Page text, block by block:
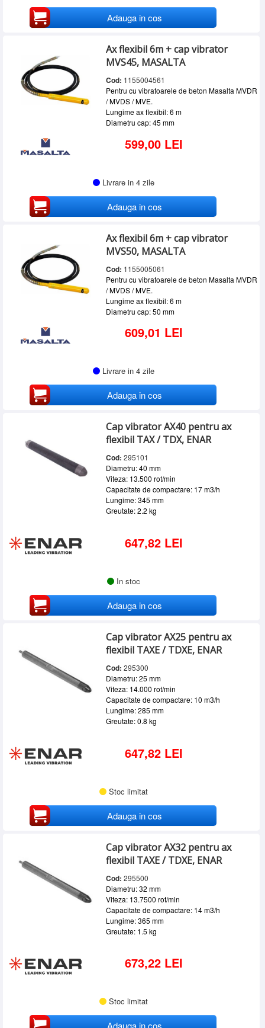
Adauga in cos
Ax flexibil 6m + cap vibrator
MVS45, MASALTA
Cod: 1155004561
Pentru cu vibratoarele de beton Masalta MVDR
/ MVDS / MVE.
Lungime ax flexibil: 6 m
Diametru cap: 45 mm
599,00 LEI
Livrare in 4 zile
Adauga in cos
Ax flexibil 6m + cap vibrator
MVS50, MASALTA
Cod: 1155005061
Pentru cu vibratoarele de beton Masalta MVDR
/ MVDS / MVE.
Lungime ax flexibil: 6 m
Diametru cap: 50 mm
609,01 LEI
Livrare in 4 zile
Adauga in cos
Cap vibrator AX40 pentru ax
flexibil TAX / TDX, ENAR
Cod: 295101
Diametru: 40 mm
Viteza: 13.500 rot/min
Capacitate de compactare: 17 m3/h
Lungime: 345 mm
Greutate: 2.2 kg
647,82 LEI
In stoc
Adauga in cos
Cap vibrator AX25 pentru ax
flexibil TAXE / TDXE, ENAR
Cod: 295300
Diametru: 25 mm
Viteza: 14.000 rot/min
Capacitate de compactare: 10 m3/h
Lungime: 285 mm
Greutate: 0.8 kg
647,82 LEI
Stoc limitat
Adauga in cos
Cap vibrator AX32 pentru ax
flexibil TAXE / TDXE, ENAR
Cod: 295500
Diametru: 32 mm
Viteza: 13.7500 rot/min
Capacitate de compactare: 14 m3/h
Lungime: 365 mm
Greutate: 1.5 kg
673,22 LEI
Stoc limitat